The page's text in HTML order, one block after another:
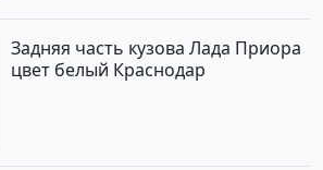
Задняя часть кузова Лада Приора
цвет белый Краснодар